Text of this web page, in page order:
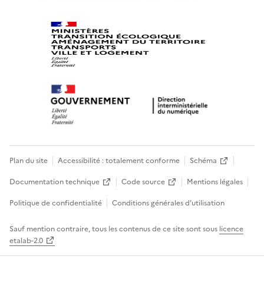
Plan du site Accessibilité : totalement conforme
Schéma
Documentation technique
Code source
Mentions légales
Politique de confidentialité
Conditions générales d’utilisation
Sauf mention contraire, tous les contenus de ce site sont sous licence
etalab-2.0